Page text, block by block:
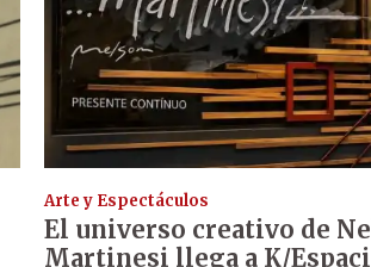
Arte y Espectáculos
El universo creativo de
Martinesi llega a K/